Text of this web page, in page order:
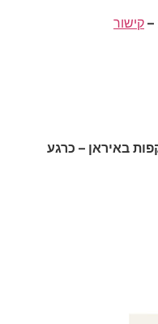
– קישור
תוקפות באיראן – כרגע